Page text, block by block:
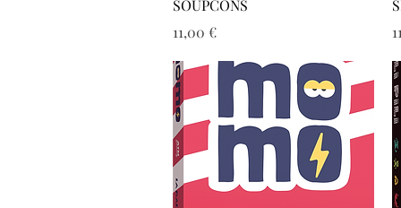
SOUPCONS
Prix
11,00 €